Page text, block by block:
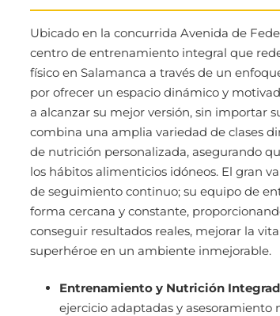
Ubicado en la concurrida Avenida de
centro de entrenamiento integral que
físico en Salamanca a través de un
por ofrecer un espacio dinámico y
a alcanzar su mejor versión, sin importar
combina una amplia variedad de clases
de nutrición personalizada, asegurando
los hábitos alimenticios idóneos. El gran
de seguimiento continuo; su equipo de
forma cercana y constante,
conseguir resultados reales, mejorar la
superhéroe en un ambiente inmejorable.
Entrenamiento y Nutrición
ejercicio adaptadas y